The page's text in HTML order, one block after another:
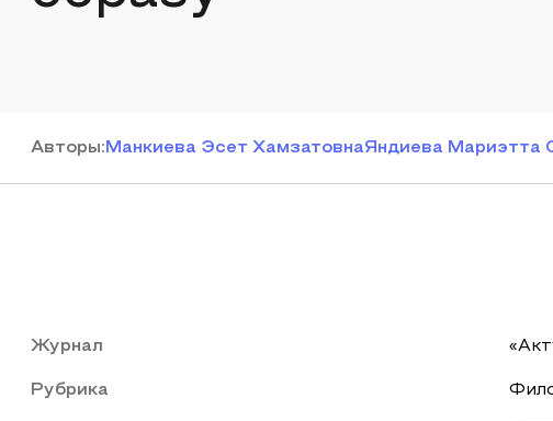
Авторы: Манкиева Эсет ХамзатовнаЯндиева Мариэтта
Журнал
Рубрика